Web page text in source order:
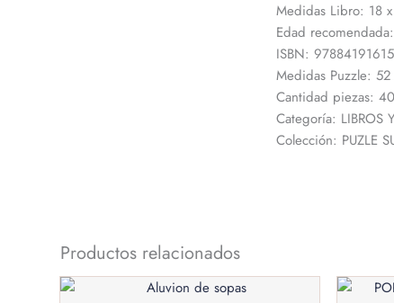
Medidas Libro: 18
Edad
ISBN:
Medidas Puzzle:
Cantidad piezas: 40
Categoría: LIBROS
Colección: PUZLE
Productos relacionados